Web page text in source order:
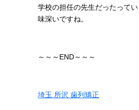
学校の担任の先生だったって
味深いですね。
～～～END～～～
埼玉 所沢 歯列矯正